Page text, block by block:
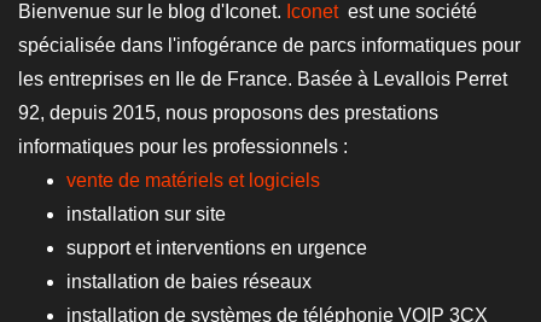
Bienvenue sur le blog d'Iconet. Iconet est une société
spécialisée dans l'infogérance de parcs informatiques pour
les entreprises en Ile de France. Basée à Levallois Perret
92, depuis 2015, nous proposons des prestations
informatiques pour les professionnels :
vente de matériels et logiciels
installation sur site
support et interventions en urgence
installation de baies réseaux
installation de systèmes de téléphonie VOIP 3CX